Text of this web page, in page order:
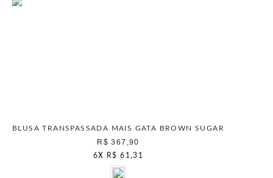
BLUSA TRANSPASSADA MAIS GATA BROWN SUGAR
R$ 367,90
6X R$ 61,31